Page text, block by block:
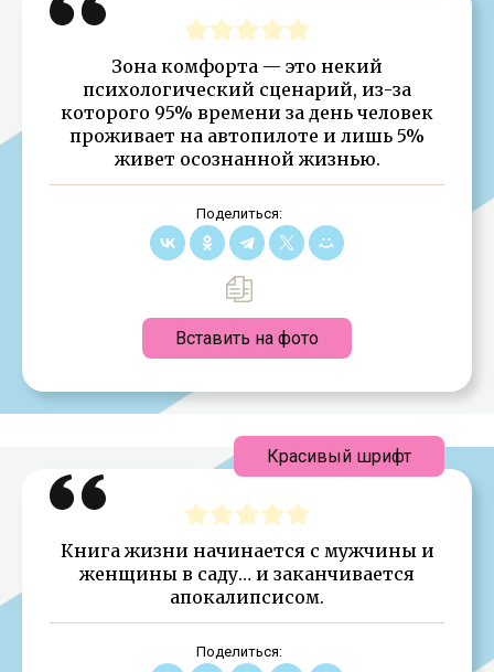
Зона комфорта — это некий
психологический сценарий, из-за
которого 95% времени за день человек
проживает на автопилоте и лишь 5%
живет осознанной жизнью.
Поделиться:
Вставить на фото
Книга жизни начинается с мужчины и
женщины в саду… и заканчивается
апокалипсисом.
Поделиться:
Красивый шрифт